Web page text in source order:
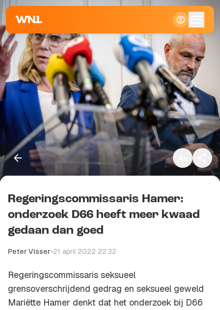
Klein
Standaard
Groot
Kopieer link
Regeringscommissaris Hamer:
onderzoek D66 heeft meer kwaad
gedaan dan goed
Peter Visser•21 april 2022 22:32
Regeringscommissaris seksueel
grensoverschrijdend gedrag en seksueel geweld
Mariëtte Hamer denkt dat het onderzoek bij D66